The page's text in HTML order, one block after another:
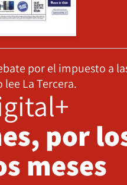
por el impuesto a
lee La Tercera.
por
meses